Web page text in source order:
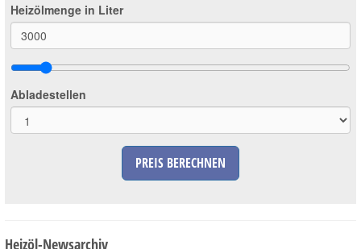
Heizölmenge in Liter
Abladestellen
PREIS BERECHNEN
Heizöl-Newsarchiv